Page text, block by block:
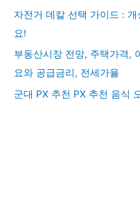
자전거 데칼 선택 가이드 :
요!
부동산시장 전망, 주택가격,
요와 공급금리, 전세가율
군대 PX 추천 PX 추천 음식